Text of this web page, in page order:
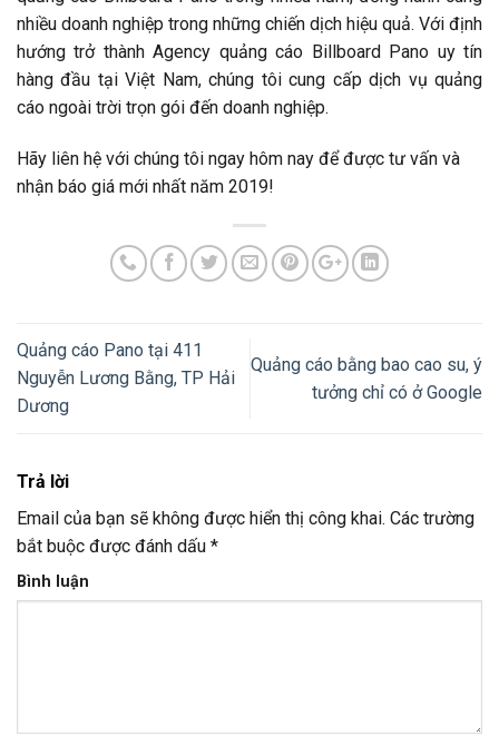
nhiều doanh nghiệp trong những chiến dịch hiệu quả. Với định
hướng trở thành Agency quảng cáo Billboard Pano uy tín
hàng đầu tại Việt Nam, chúng tôi cung cấp dịch vụ quảng
cáo ngoài trời trọn gói đến doanh nghiệp.
Hãy liên hệ với chúng tôi ngay hôm nay để được tư vấn và
nhận báo giá mới nhất năm 2019!
Quảng cáo Pano tại 411
Nguyễn Lương Bằng, TP Hải
Dương
Quảng cáo bằng bao cao su, ý
tưởng chỉ có ở Google
Trả lời
Email của bạn sẽ không được hiển thị công khai. Các trường
bắt buộc được đánh dấu *
Bình luận